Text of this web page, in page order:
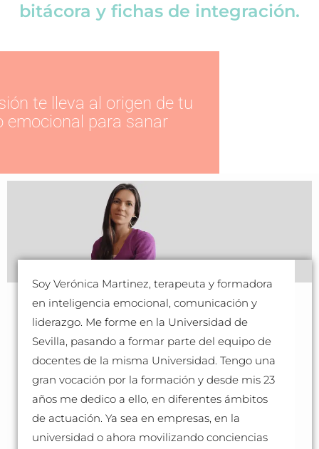
bitácora y fichas de integración.
te lleva al origen de tu
emocional para sanar
Soy Verónica Martinez, terapeuta y formadora
en inteligencia emocional, comunicación y
liderazgo. Me forme en la Universidad de
Sevilla, pasando a formar parte del equipo de
docentes de la misma Universidad. Tengo una
gran vocación por la formación y desde mis 23
años me dedico a ello, en diferentes ámbitos
de actuación. Ya sea en empresas, en la
universidad o ahora movilizando conciencias